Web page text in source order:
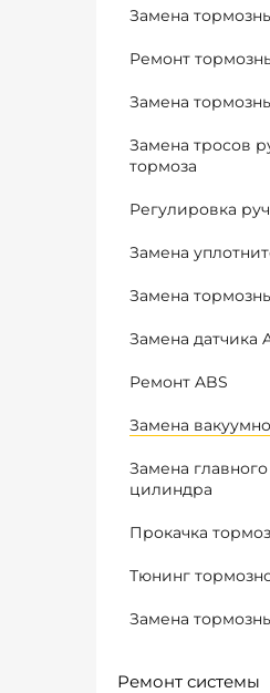
Замена
Ремонт
Замена
Замена тросов
тормоза
Регулировка
Замена
Замена
Замена датчика
Ремонт ABS
Замена
Замена
цилиндра
Прокачка
Тюнинг
Замена
Ремонт системы